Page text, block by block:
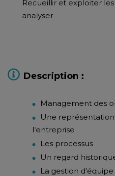
Recueillir et exploiter
analyser
Description :
Management des
Une
l'entreprise
Les processus
Un regard
La gestion d'équipe